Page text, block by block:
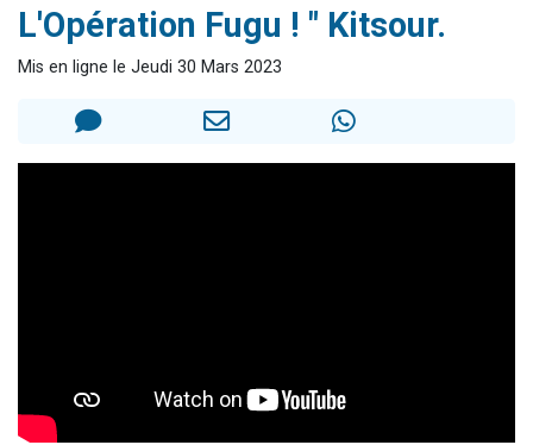
2 nouvelles musiques dans Torah-Box Music
4 personnes viennent de faire un don pour Reloger Rivka, 6 enfants, victime de violences...
L'Opération Fugu ! " Kitsour.
Mis en ligne le Jeudi 30 Mars 2023